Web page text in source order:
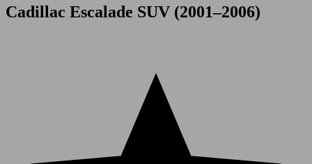
Cadillac Escalade SUV (2001–2006)